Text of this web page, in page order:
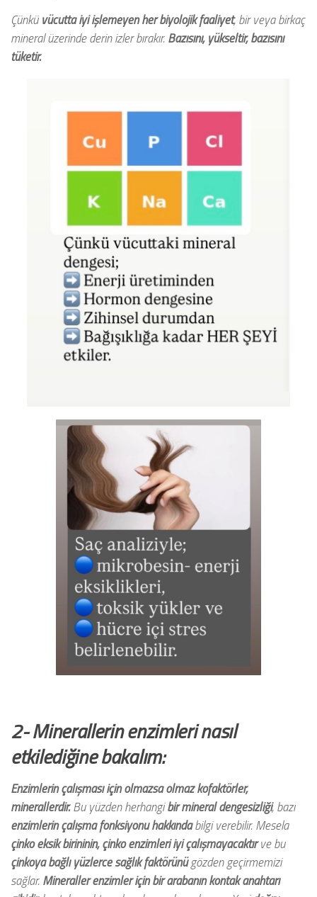
Çünkü vücutta iyi işlemeyen her biyolojik faaliyet, bir veya birkaç
mineral üzerinde derin izler bırakır. Bazısını, yükseltir, bazısını
tüketir.
2- Minerallerin enzimleri nasıl
etkilediğine bakalım:
Enzimlerin çalışması için olmazsa olmaz kofaktörler,
minerallerdir.Bu yüzden herhangibir mineral dengesizliği, bazı
enzimlerin çalışma fonksiyonu hakkındabilgi verebilir. Mesela
çinko eksik birininin, çinko enzimleri iyi çalışmayacaktırve bu
çinkoya bağlı yüzlerce sağlık faktörünügözden geçirmemizi
sağlar. Mineraller enzimler için bir arabanın kontak anahtarı